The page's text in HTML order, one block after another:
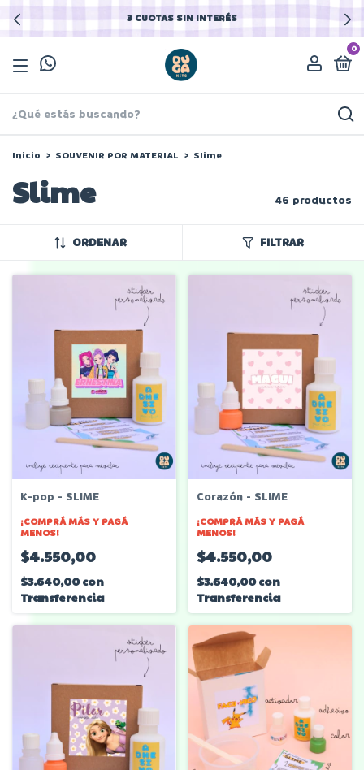
3 CUOTAS SIN INTERÉS
0
Inicio > SOUVENIR POR MATERIAL > Slime
Slime 46 productos
ORDENAR FILTRAR
K-pop - SLIME
¡COMPRÁ MÁS Y PAGÁ
MENOS!
$4.550,00
$3.640,00con
Transferencia
Corazón - SLIME
¡COMPRÁ MÁS Y PAGÁ
MENOS!
$4.550,00
$3.640,00con
Transferencia